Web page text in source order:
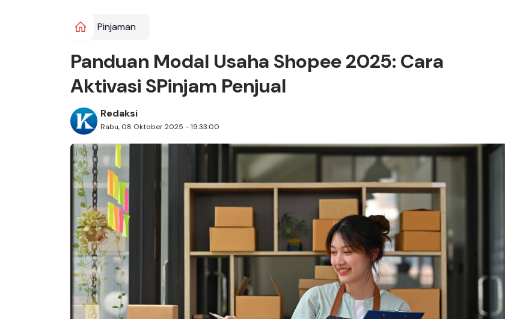
Pinjaman
Panduan Modal Usaha Shopee 2025: Cara
Aktivasi SPinjam Penjual
Redaksi
Rabu, 08 Oktober 2025 - 19:33:00